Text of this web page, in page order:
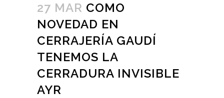
27 MAR COMO
NOVEDAD EN
CERRAJERÍA GAUDÍ
TENEMOS LA
CERRADURA INVISIBLE
AYR